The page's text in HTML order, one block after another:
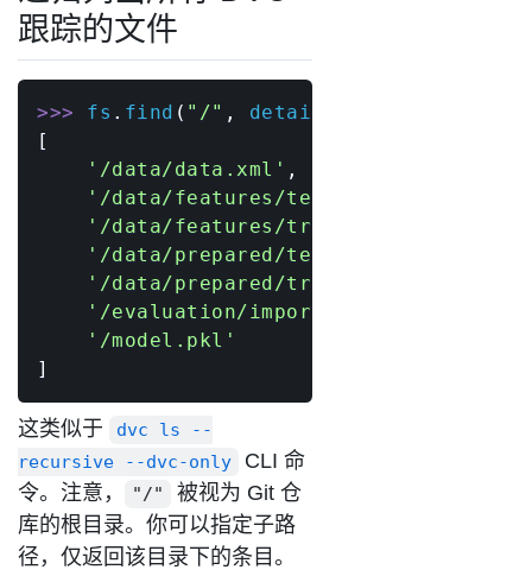
跟踪的文件
>>> fs . find ( "/" , detail
[
'/data/data.xml' ,
'/data/features/test.pkl'
'/data/features/train.pkl'
'/data/prepared/test.tsv'
'/data/prepared/train.tsv'
'/evaluation/importance.png'
'/model.pkl'
]
这类似于
dvc ls --
recursive --dvc-only
CLI 命
令。注意，
"/"
被视为 Git 仓
库的根目录。你可以指定子路
径，仅返回该目录下的条目。